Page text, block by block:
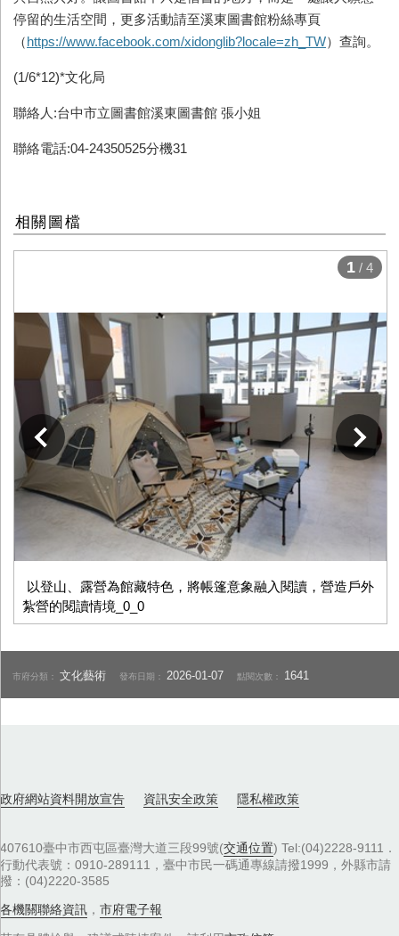
停留的生活空間，更多活動請至溪東圖書館粉絲專頁
（https://www.facebook.com/xidonglib?locale=zh_TW）查詢。
(1/6*12)*文化局
聯絡人:台中市立圖書館溪東圖書館 張小姐
聯絡電話:04-24350525分機31
相關圖檔
以登山、露營為館藏特色，將帳篷意象融入閱讀，營造戶外
紮營的閱讀情境_0_0
下一張
1 / 4
市府分類：文化藝術 發布日期：2026-01-07 點閱次數： 1641
政府網站資料開放宣告 資訊安全政策 隱私權政策
407610臺中市西屯區臺灣大道三段99號(交通位置) Tel:(04)2228-9111．
行動代表號：0910-289111，臺中市民一碼通專線請撥1999，外縣市請
撥：(04)2220-3585
各機關聯絡資訊 ， 市府電子報